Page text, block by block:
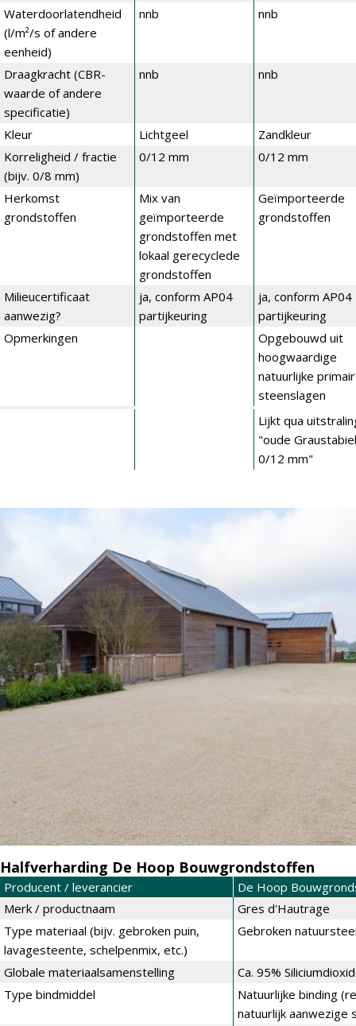
Waterdoorlatendheid
(l/m²/s of andere
eenheid)
nnb nnb
Draagkracht (CBR-
waarde of andere
specificatie)
nnb nnb
Kleur Lichtgeel
Zandkleur
Korreligheid / fractie
(bijv. 0/8 mm)
0/12 mm 0/12 mm
Herkomst
grondstoffen
Mix van
geïmporteerde
grondstoffen met
lokaal gerecyclede
grondstoffen
Geïmporteerde
grondstoffen
Milieucertificaat
aanwezig?
ja, conform AP04
partijkeuring
ja, conform AP04
partijkeuring
Opmerkingen
Opgebouwd uit
hoogwaardige
natuurlijke
steenslagen
Lijkt qua
"oude Graustabiel
0/12 mm"
Halfverharding De Hoop Bouwgrondstoffen
Producent / leverancier
De Hoop
Merk / productnaam
Gres d'Hautrage
Type materiaal (bijv. gebroken puin,
lavagesteente, schelpenmix, etc.)
Gebroken
Globale materiaalsamenstelling
Ca. 95%
Type bindmiddel
Natuurlijke binding
natuurlijk aanwezige